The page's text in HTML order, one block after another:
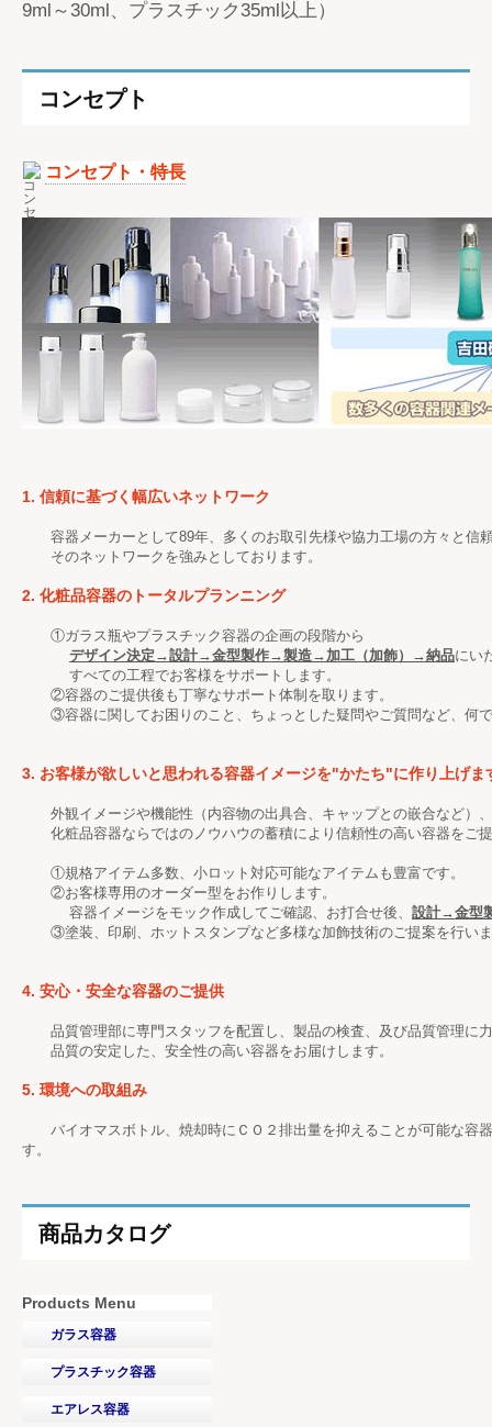
9ml～30ml、プラスチック35ml以上）
コンセプト
コンセプト・特長
1. 信頼に基づく幅広いネットワーク
容器メーカーとして89年、多くのお取引先様や協力工場の方々と信
そのネットワークを強みとしております。
2. 化粧品容器のトータルプランニング
①ガラス瓶やプラスチック容器の企画の段階から
デザイン決定→設計→金型製作→製造→加工（加飾）→納品にい
すべての工程でお客様をサポートします。
②容器のご提供後も丁寧なサポート体制を取ります。
③容器に関してお困りのこと、ちょっとした疑問やご質問など、何
3. お客様が欲しいと思われる容器イメージを"かたち"に作り上げま
外観イメージや機能性（内容物の出具合、キャップとの嵌合など）
化粧品容器ならではのノウハウの蓄積により信頼性の高い容器をご
①規格アイテム多数、小ロット対応可能なアイテムも豊富です。
②お客様専用のオーダー型をお作りします。
容器イメージをモック作成してご確認、お打合せ後、 設計→金型
③塗装、印刷、ホットスタンプなど多様な加飾技術のご提案を行い
4. 安心・安全な容器のご提供
品質管理部に専門スタッフを配置し、製品の検査、及び品質管理に
品質の安定した、安全性の高い容器をお届けします。
5. 環境への取組み
バイオマスボトル、焼却時にＣＯ２排出量を抑えることが可能な容
す。
商品カタログ
Products Menu
ガラス容器
プラスチック容器
エアレス容器